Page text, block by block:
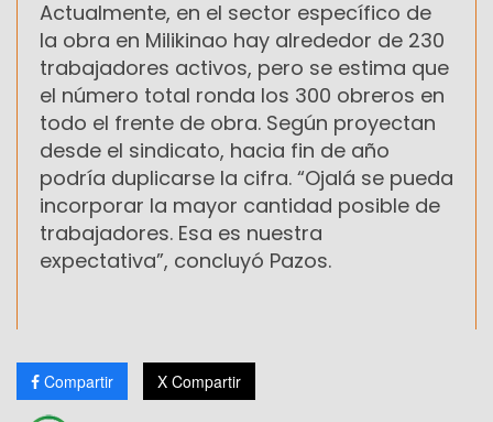
Actualmente, en el sector específico de
la obra en Milikinao hay alrededor de 230
trabajadores activos, pero se estima que
el número total ronda los 300 obreros en
todo el frente de obra. Según proyectan
desde el sindicato, hacia fin de año
podría duplicarse la cifra. “Ojalá se pueda
incorporar la mayor cantidad posible de
trabajadores. Esa es nuestra
expectativa”, concluyó Pazos.
Compartir X Compartir